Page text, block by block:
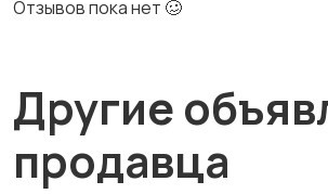
Отзывов пока нет 🥴
Другие
продавца